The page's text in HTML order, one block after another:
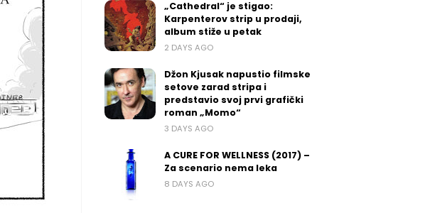
„Cathedral“ je stigao:
Karpenterov strip u prodaji,
album stiže u petak
2 DAYS AGO
Džon Kjusak napustio filmske
setove zarad stripa i
predstavio svoj prvi grafički
roman „Momo“
3 DAYS AGO
A CURE FOR WELLNESS (2017) –
Za scenario nema leka
8 DAYS AGO